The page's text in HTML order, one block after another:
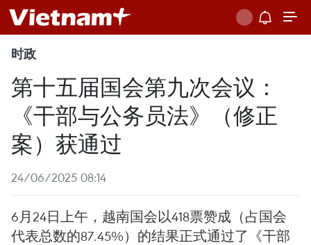
时政
第十五届国会第九次会议：
《干部与公务员法》（修正
案）获通过
24/06/2025 08:14
6月24日上午，越南国会以418票赞成（占国会
代表总数的87.45%）的结果正式通过了《干部